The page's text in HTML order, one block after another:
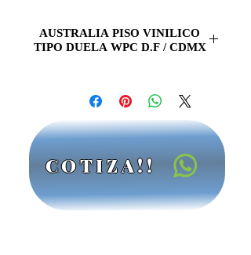
AUSTRALIA PISO VINILICO
TIPO DUELA WPC D.F / CDMX
VINILICO TIPO DUELAWPC
(Water Proof Core)
PISO VINILICO AUSTRALIA
resistente al agua es tu mejor opcion
pararenovartusespacios con una
CCM
mejor opcion enPisos Vinilicos en la
CDMX / D.F
COTIZA!!